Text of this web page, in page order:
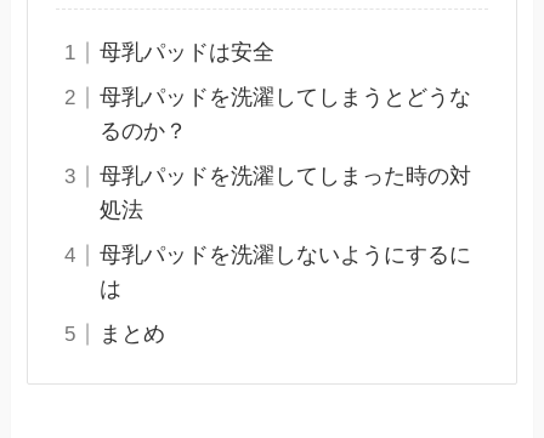
母乳パッドは安全
母乳パッドを洗濯してしまうとどうな
るのか？
母乳パッドを洗濯してしまった時の対
処法
母乳パッドを洗濯しないようにするに
は
まとめ